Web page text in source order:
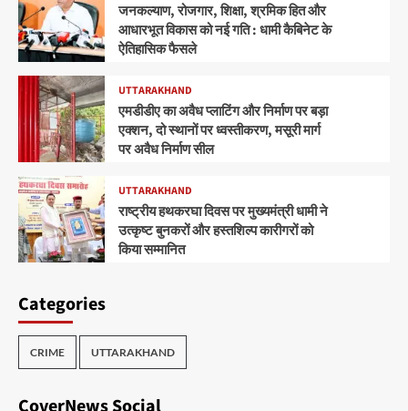
जनकल्याण, रोजगार, शिक्षा, श्रमिक हित और
आधारभूत विकास को नई गति : धामी कैबिनेट के
ऐतिहासिक फैसले
UTTARAKHAND
एमडीडीए का अवैध प्लाटिंग और निर्माण पर बड़ा
एक्शन, दो स्थानों पर ध्वस्तीकरण, मसूरी मार्ग
पर अवैध निर्माण सील
UTTARAKHAND
राष्ट्रीय हथकरघा दिवस पर मुख्यमंत्री धामी ने
उत्कृष्ट बुनकरों और हस्तशिल्प कारीगरों को
किया सम्मानित
Categories
CRIME UTTARAKHAND